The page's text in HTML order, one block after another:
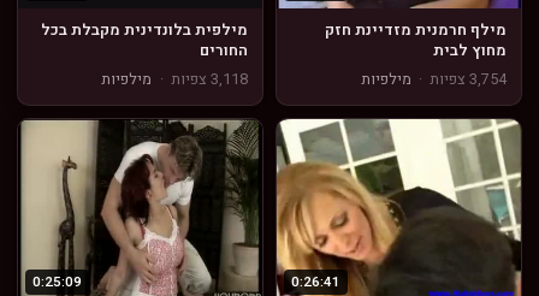
מילף חרמנית מזדיינת חזק
מחוץ לבית
3,754 צפיות
· מילפיות
מילפית בלונדינית מקבלת בכל
החורים
3,118 צפיות
· מילפיות
0:26:41
0:25:09